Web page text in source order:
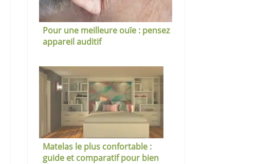
Pour une meilleure ouïe : pensez
appareil auditif
Matelas le plus confortable :
guide et comparatif pour bien